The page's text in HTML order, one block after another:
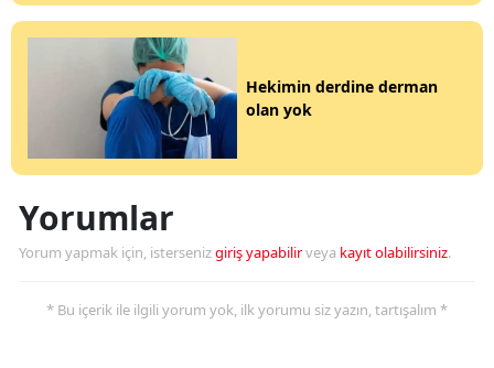
Hekimin derdine derman
olan yok
Yorumlar
Yorum yapmak için, istersenizgiriş yapabilirveya kayıt olabilirsiniz.
* Bu içerik ile ilgili yorum yok, ilk yorumu siz yazın, tartışalım *